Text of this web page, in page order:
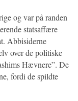
og var på randen
statsaffære
Abbisiderne
over de politiske
Hævnere”. De
fordi de spildte